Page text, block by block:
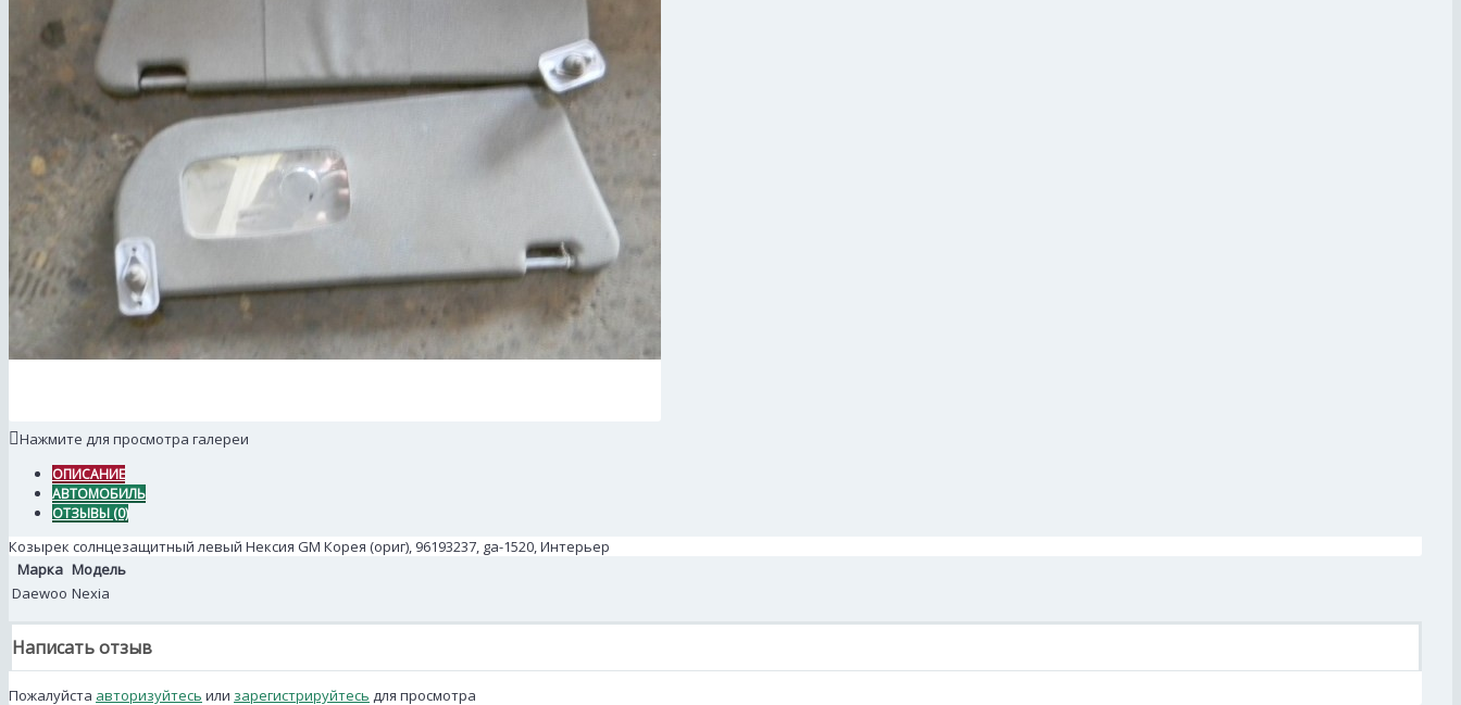
Нажмите для просмотра галереи
ОПИСАНИЕ
АВТОМОБИЛЬ
ОТЗЫВЫ (0)
Козырек солнцезащитный левый Нексия GM Корея (ориг), 96193237, ga-1520, Интерьер
Марка Модель
Daewoo Nexia
Написать отзыв
Пожалуйста авторизуйтесь или зарегистрируйтесь для просмотра